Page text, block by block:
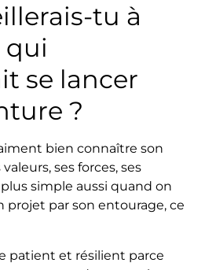
tu à
qui
se lancer
?
bien connaître son
ses forces, ses
simple aussi quand on
projet par son entourage, ce
patient et résilient parce